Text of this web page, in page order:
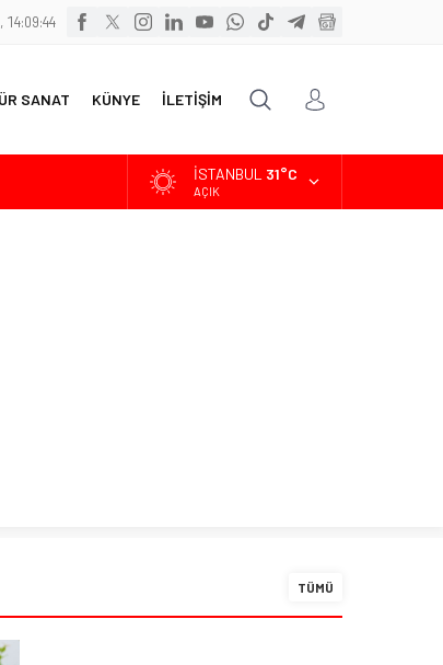
SANAT KÜNYE İLETİŞİM
İSTANBUL 31°C
AÇIK
TÜMÜ